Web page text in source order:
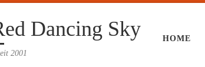
Dancing Sky
2001
HOME